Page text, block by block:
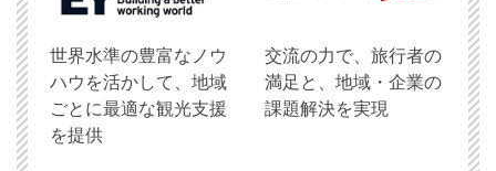
世界水準の豊富なノウ
ハウを活かして、地域
ごとに最適な観光支援
を提供
交流の力で、旅行者の
満足と、地域・企業の
課題解決を実現